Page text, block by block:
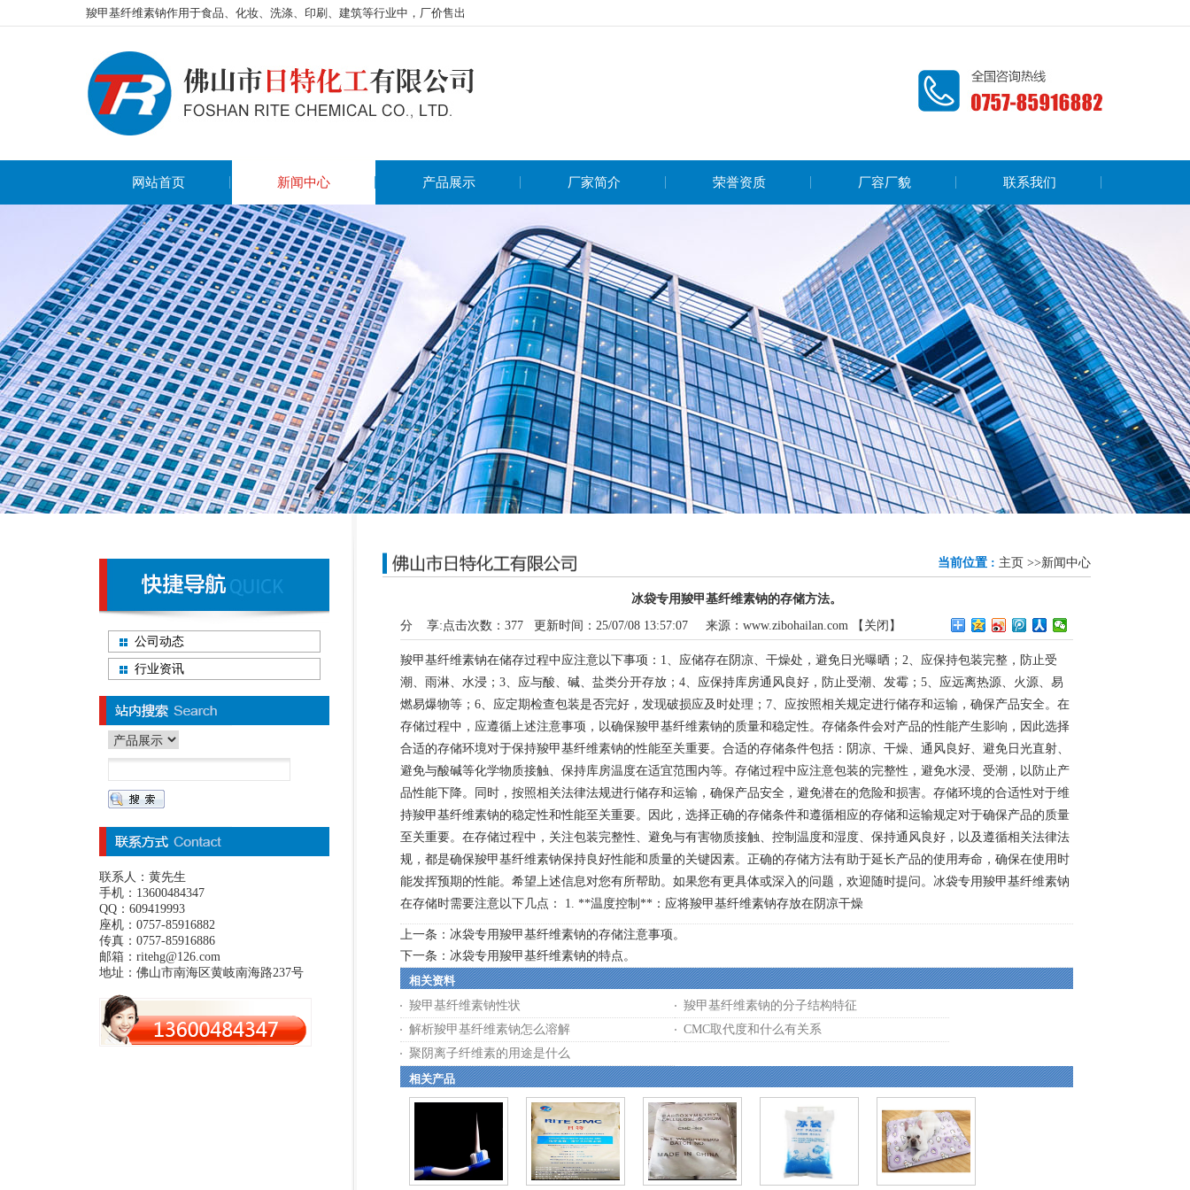
羧甲基纤维素钠作用于食品、化妆、洗涤、印刷、建筑等行业中，厂价售出
网站首页 新闻中心 产品展示 厂家简介 荣誉资质 厂容厂貌 联系我们
当前位置 : 主页 >>新闻中心
冰袋专用羧甲基纤维素钠的存储方法。
点击次数： 377 更新时间：25/07/08 13:57:07 来源： www.zibohailan.com 【 关闭 】
分 享:
羧甲基纤维素钠在储存过程中应注意以下事项：1、应储存在阴凉、干燥处，避免日光曝晒；2、应保持包装完整，防止受
潮、雨淋、水浸；3、应与酸、碱、盐类分开存放；4、应保持库房通风良好，防止受潮、发霉；5、应远离热源、火源、易
燃易爆物等；6、应定期检查包装是否完好，发现破损应及时处理；7、应按照相关规定进行储存和运输，确保产品安全。在
存储过程中，应遵循上述注意事项，以确保羧甲基纤维素钠的质量和稳定性。存储条件会对产品的性能产生影响，因此选择
合适的存储环境对于保持羧甲基纤维素钠的性能至关重要。合适的存储条件包括：阴凉、干燥、通风良好、避免日光直射、
避免与酸碱等化学物质接触、保持库房温度在适宜范围内等。存储过程中应注意包装的完整性，避免水浸、受潮，以防止产
品性能下降。同时，按照相关法律法规进行储存和运输，确保产品安全，避免潜在的危险和损害。存储环境的合适性对于维
持羧甲基纤维素钠的稳定性和性能至关重要。因此，选择正确的存储条件和遵循相应的存储和运输规定对于确保产品的质量
至关重要。在存储过程中，关注包装完整性、避免与有害物质接触、控制温度和湿度、保持通风良好，以及遵循相关法律法
规，都是确保羧甲基纤维素钠保持良好性能和质量的关键因素。正确的存储方法有助于延长产品的使用寿命，确保在使用时
能发挥预期的性能。希望上述信息对您有所帮助。如果您有更具体或深入的问题，欢迎随时提问。冰袋专用羧甲基纤维素钠
在存储时需要注意以下几点： 1. **温度控制**：应将羧甲基纤维素钠存放在阴凉干燥
上一条： 冰袋专用羧甲基纤维素钠的存储注意事项。
下一条： 冰袋专用羧甲基纤维素钠的特点。
相关资料
羧甲基纤维素钠性状
羧甲基纤维素钠的分子结构特征
解析羧甲基纤维素钠怎么溶解
CMC取代度和什么有关系
聚阴离子纤维素的用途是什么
相关产品
公司动态
行业资讯
联系人：黄先生
手机：13600484347
QQ：609419993
座机：0757-85916882
传真：0757-85916886
邮箱：ritehg@126.com
地址：佛山市南海区黄岐南海路237号